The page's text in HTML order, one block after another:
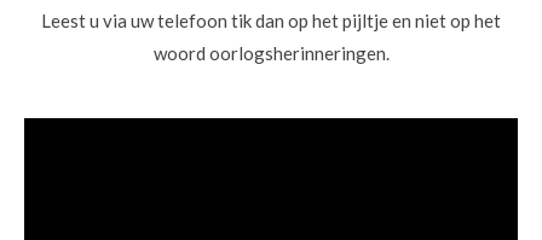
Leest u via uw telefoon tik dan op het pijltje en niet op het
woord oorlogsherinneringen.